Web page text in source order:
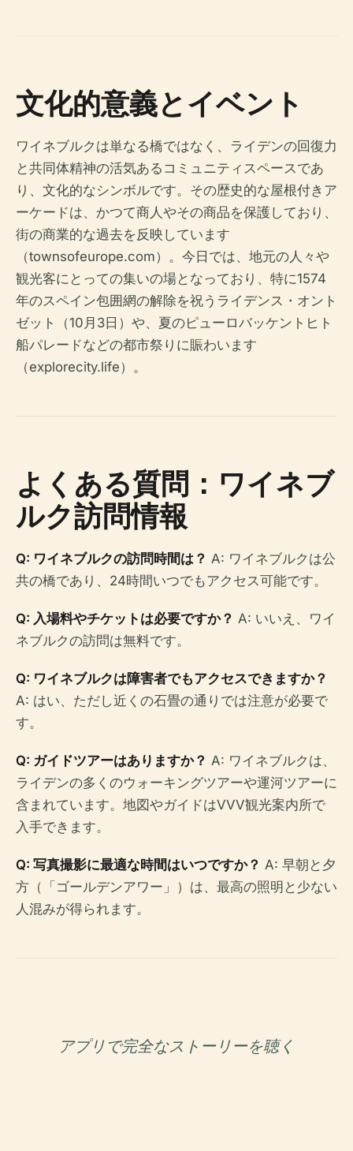
文化的意義とイベント
ワイネブルクは単なる橋ではなく、ライデンの回復力
と共同体精神の活気あるコミュニティスペースであ
り、文化的なシンボルです。その歴史的な屋根付きア
ーケードは、かつて商人やその商品を保護しており、
街の商業的な過去を反映しています
（townsofeurope.com）。今日では、地元の人々や
観光客にとっての集いの場となっており、特に1574
年のスペイン包囲網の解除を祝うライデンス・オント
ゼット（10月3日）や、夏のピューロバッケントヒト
船パレードなどの都市祭りに賑わいます
（explorecity.life）。
よくある質問：ワイネブ
ルク訪問情報
Q: ワイネブルクの訪問時間は？ A: ワイネブルクは公
共の橋であり、24時間いつでもアクセス可能です。
Q: 入場料やチケットは必要ですか？ A: いいえ、ワイ
ネブルクの訪問は無料です。
Q: ワイネブルクは障害者でもアクセスできますか？
A: はい、ただし近くの石畳の通りでは注意が必要で
す。
Q: ガイドツアーはありますか？ A: ワイネブルクは、
ライデンの多くのウォーキングツアーや運河ツアーに
含まれています。地図やガイドはVVV観光案内所で
入手できます。
Q: 写真撮影に最適な時間はいつですか？ A: 早朝と夕
方（「ゴールデンアワー」）は、最高の照明と少ない
人混みが得られます。
アプリで完全なストーリーを聴く